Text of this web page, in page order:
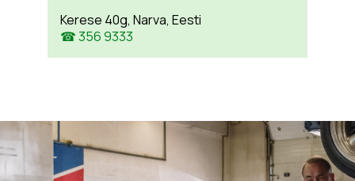
Kerese 40g, Narva, Eesti
☎ 356 9333